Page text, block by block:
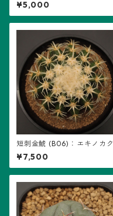
¥5,000
短刺金鯱 (B06)：エキノカク
タス属 ※実生
¥7,500